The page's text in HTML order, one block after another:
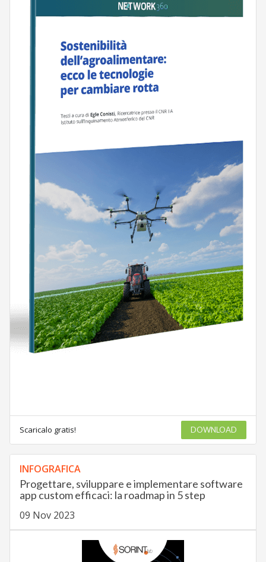
Scaricalo gratis! DOWNLOAD
INFOGRAFICA
Progettare, sviluppare e implementare software
app custom efficaci: la roadmap in 5 step
09 Nov 2023